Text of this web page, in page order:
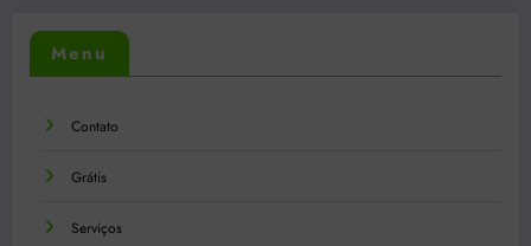
Menu
Contato
Grátis
Serviços